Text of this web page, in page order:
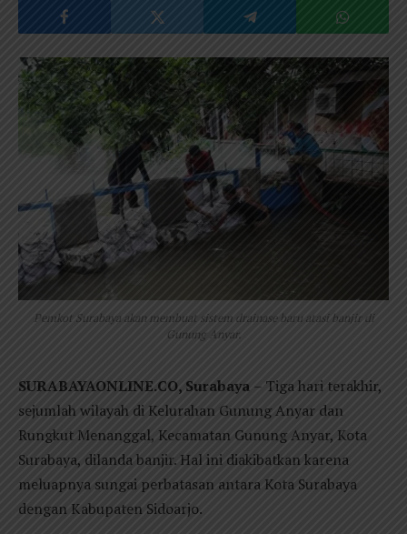
Pemkot Surabaya akan membuat sistem drainase baru atasi banjir di
Gunung Anyar.
SURABAYAONLINE.CO, Surabaya – Tiga hari terakhir,
sejumlah wilayah di Kelurahan Gunung Anyar dan
Rungkut Menanggal, Kecamatan Gunung Anyar, Kota
Surabaya, dilanda banjir. Hal ini diakibatkan karena
meluapnya sungai perbatasan antara Kota Surabaya
dengan Kabupaten Sidoarjo.